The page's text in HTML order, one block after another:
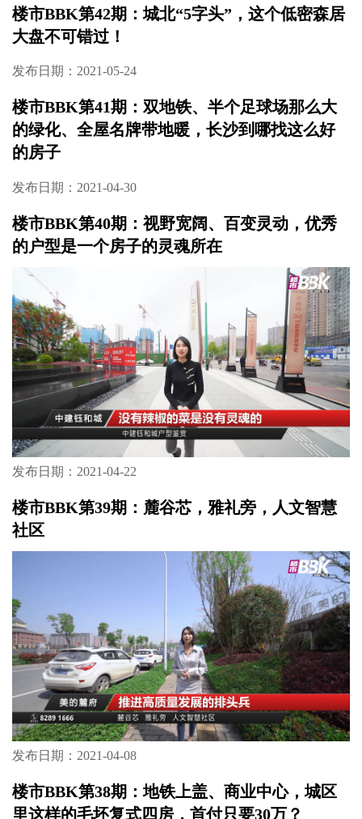
楼市BBK第44期：一线临江，伴山而居，家与
自然的美好融合
发布日期：2021-05-24
楼市BBK第43期：马栏山 月湖畔 全能优配
LOFT
大盘不可错过！
楼市BBK第41期：双地铁、半个足球场那么大
的绿化、全屋名牌带地暖，长沙到哪找这么好
的房子
发布日期：2021-04-30
楼市BBK第40期：视野宽阔、百变灵动，优秀
的户型是一个房子的灵魂所在
发布日期：2021-04-22
楼市BBK第39期：麓谷芯，雅礼旁，人文智慧
社区